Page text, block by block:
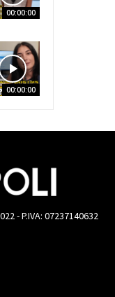
00:00:00
00:00:00
- P.IVA: 07237140632